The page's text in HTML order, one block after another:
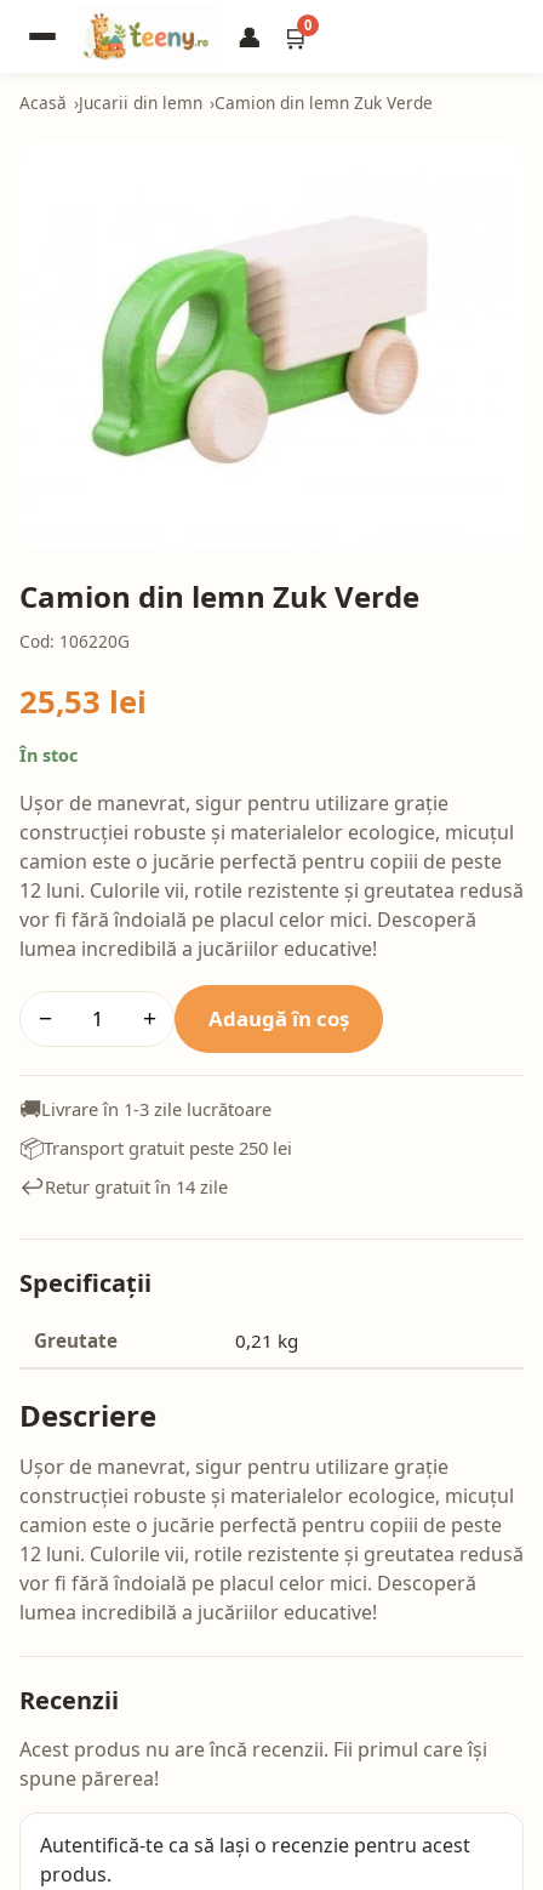
👤 🛒0
Acasă Jucarii din lemn Camion din lemn Zuk Verde
Camion din lemn Zuk Verde
Cod: 106220G
25,53 lei
În stoc
Ușor de manevrat, sigur pentru utilizare grație
construcției robuste și materialelor ecologice, micuțul
camion este o jucărie perfectă pentru copiii de peste
12 luni. Culorile vii, rotile rezistente și greutatea redusă
vor fi fără îndoială pe placul celor mici. Descoperă
lumea incredibilă a jucăriilor educative!
− + Adaugă în coș
🚚Livrare în 1-3 zile lucrătoare
📦Transport gratuit peste 250 lei
↩️Retur gratuit în 14 zile
Specificații
Greutate 0,21 kg
Descriere
Ușor de manevrat, sigur pentru utilizare grație
construcției robuste și materialelor ecologice, micuțul
camion este o jucărie perfectă pentru copiii de peste
12 luni. Culorile vii, rotile rezistente și greutatea redusă
vor fi fără îndoială pe placul celor mici. Descoperă
lumea incredibilă a jucăriilor educative!
Recenzii
Acest produs nu are încă recenzii. Fii primul care își
spune părerea!
Autentifică-te ca să lași o recenzie pentru acest
produs.